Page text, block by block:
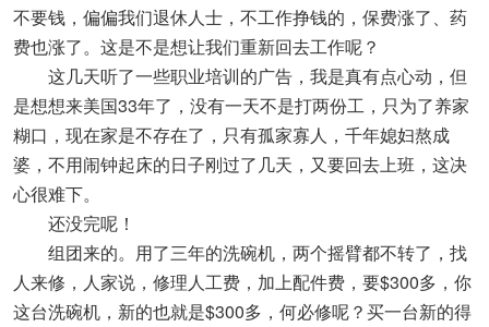
不要钱，偏偏我们退休人士，不工作挣钱的，保费涨了、药
费也涨了。这是不是想让我们重新回去工作呢？
这几天听了一些职业培训的广告，我是真有点心动，但
是想想来美国33年了，没有一天不是打两份工，只为了养家
糊口，现在家是不存在了，只有孤家寡人，千年媳妇熬成
婆，不用闹钟起床的日子刚过了几天，又要回去上班，这决
心很难下。
还没完呢！
组团来的。用了三年的洗碗机，两个摇臂都不转了，找
人来修，人家说，修理人工费，加上配件费，要$300多，你
这台洗碗机，新的也就是$300多，何必修呢？买一台新的得